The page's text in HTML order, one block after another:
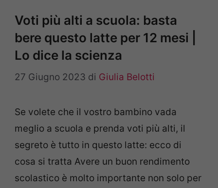
Voti più alti a scuola: basta
bere questo latte per 12 mesi |
Lo dice la scienza
27 Giugno 2023 di Giulia Belotti
Se volete che il vostro bambino vada
meglio a scuola e prenda voti più alti, il
segreto è tutto in questo latte: ecco di
cosa si tratta Avere un buon rendimento
scolastico è molto importante non solo per